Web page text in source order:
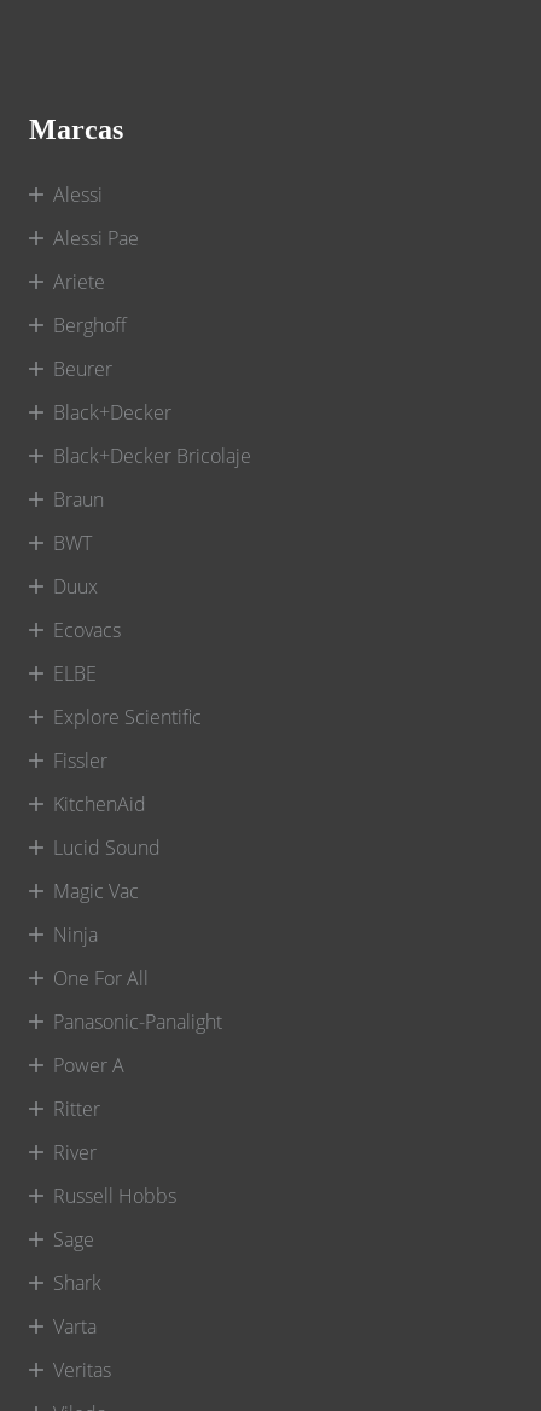
Marcas
Alessi
Alessi Pae
Ariete
Berghoff
Beurer
Black+Decker
Black+Decker Bricolaje
Braun
BWT
Duux
Ecovacs
ELBE
Explore Scientific
Fissler
KitchenAid
Lucid Sound
Magic Vac
Ninja
One For All
Panasonic-Panalight
Power A
Ritter
River
Russell Hobbs
Sage
Shark
Varta
Veritas